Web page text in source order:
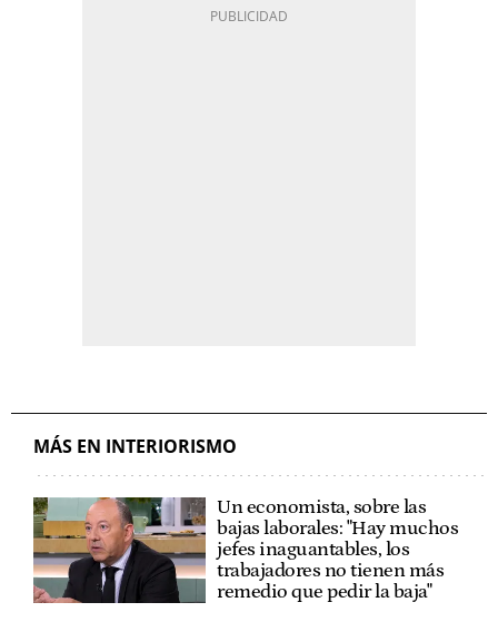
MÁS EN INTERIORISMO
Un economista, sobre las
bajas laborales: "Hay muchos
jefes inaguantables, los
trabajadores no tienen más
remedio que pedir la baja"